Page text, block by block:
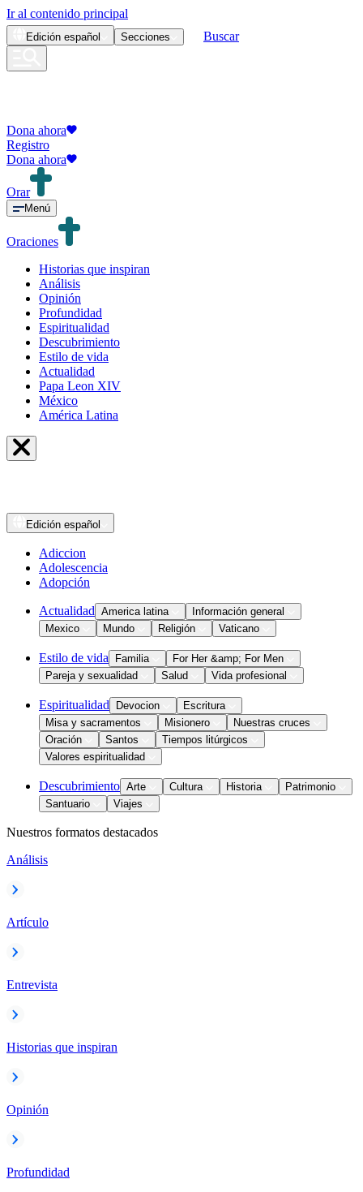
Ir al contenido principal
Edición español Secciones Buscar
Dona ahora
Registro
Dona ahora
Orar
Menú
Oraciones
Historias que inspiran
Análisis
Opinión
Profundidad
Espiritualidad
Descubrimiento
Estilo de vida
Actualidad
Papa Leon XIV
México
América Latina
Edición español
Adiccion
Adolescencia
Adopción
Actualidad America latina
Información general
Mexico
Mundo Religión Vaticano
Estilo de vida Familia
For Her &amp; For Men
Pareja y sexualidad
Salud Vida profesional
Espiritualidad Devocion
Escritura
Misa y sacramentos
Misionero
Nuestras cruces
Oración
Santos
Tiempos litúrgicos
Valores espiritualidad
Descubrimiento Arte Cultura Historia
Patrimonio
Santuario
Viajes
Nuestros formatos destacados
Análisis
Artículo
Entrevista
Historias que inspiran
Opinión
Profundidad